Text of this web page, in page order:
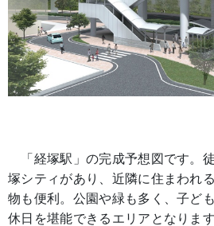
「経塚駅」の完成予想図です。
塚シティがあり、近隣に住まわれ
物も便利。公園や緑も多く、子ど
休日を堪能できるエリアとなりま